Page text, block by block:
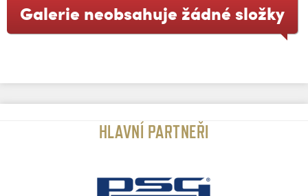
Galerie neobsahuje žádné složky
HLAVNÍ PARTNEŘI